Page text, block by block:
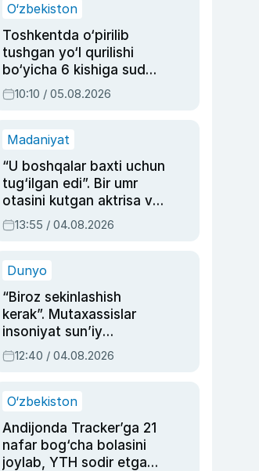
O‘zbekiston
Toshkentda o‘pirilib
tushgan yo‘l qurilishi
bo‘yicha 6 kishiga sud
hukmi o‘qildi
10:10 / 05.08.2026
Madaniyat
“U boshqalar baxti uchun
tug‘ilgan edi”. Bir umr
otasini kutgan aktrisa va
dublyaj ustasi Rimma
Ahmedovaning
13:55 / 04.08.2026
Dunyo
“Biroz sekinlashish
kerak”. Mutaxassislar
insoniyat sun’iy
intellektni boshqara
olmay qolishidan xavotir
12:40 / 04.08.2026
O‘zbekiston
Andijonda Tracker’ga 21
nafar bog‘cha bolasini
joylab, YTH sodir etgan